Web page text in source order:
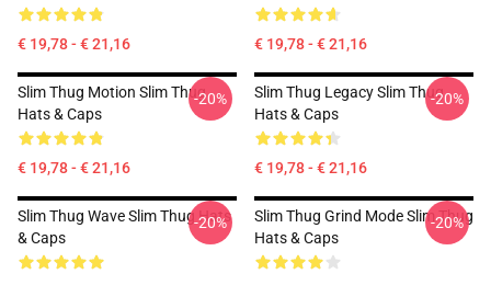
€ 19,78 - € 21,16 € 19,78 - € 21,16
Slim Thug Motion Slim Thug
Hats & Caps
€ 19,78 - € 21,16
-20%
Slim Thug Legacy Slim Thug
Hats & Caps
€ 19,78 - € 21,16
-20%
Slim Thug Wave Slim Thug Hats
& Caps
-20%
Slim Thug Grind Mode Slim Thug
Hats & Caps
-20%